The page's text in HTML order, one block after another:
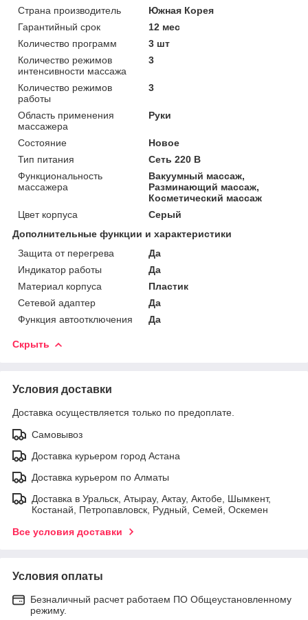
Страна производитель
Южная Корея
Гарантийный срок
12 мес
Количество программ
3 шт
Количество режимов
интенсивности массажа
3
Количество режимов
работы
3
Область применения
массажера
Руки
Состояние
Новое
Тип питания
Сеть 220 В
Функциональность
массажера
Вакуумный массаж,
Разминающий массаж,
Косметический массаж
Цвет корпуса
Серый
Дополнительные функции и характеристики
Защита от перегрева
Да
Индикатор работы
Да
Материал корпуса
Пластик
Сетевой адаптер
Да
Функция автоотключения
Да
Скрыть
Условия доставки
Доставка осуществляется только по предоплате.
Самовывоз
Доставка курьером город Астана
Доставка курьером по Алматы
Доставка в Уральск, Атырау, Актау, Актобе, Шымкент,
Костанай, Петропавловск, Рудный, Семей, Оскемен
Все условия доставки
Условия оплаты
Безналичный расчет работаем ПО Общеустановленному
режиму.